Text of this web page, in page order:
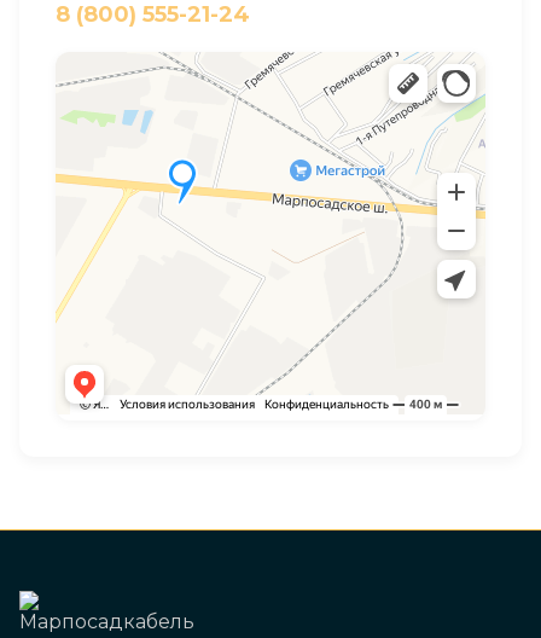
8 (800) 555-21-24